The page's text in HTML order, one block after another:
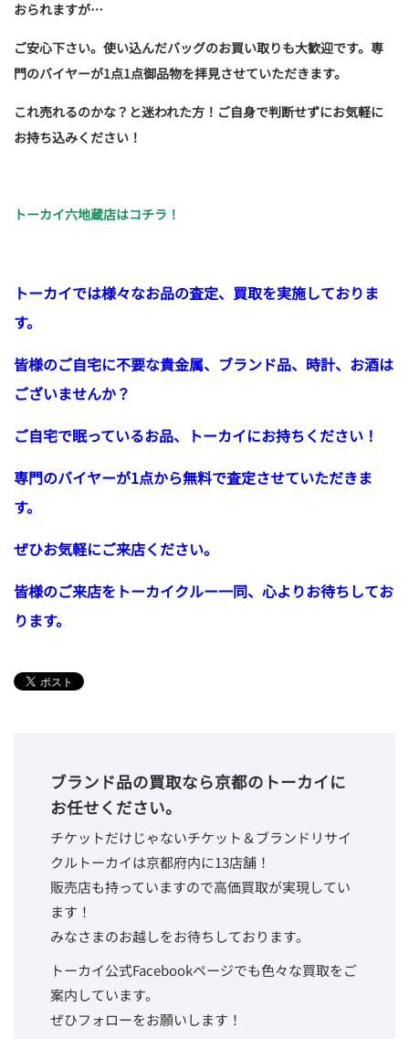
おられますが…
ご安心下さい。使い込んだバッグのお買い取りも大歓迎です。専
門のバイヤーが1点1点御品物を拝見させていただきます。
これ売れるのかな？と迷われた方！ご自身で判断せずにお気軽に
お持ち込みください！
トーカイ六地蔵店はコチラ！
トーカイでは様々なお品の査定、買取を実施しておりま
す。
皆様のご自宅に不要な貴金属、ブランド品、時計、お酒は
ございませんか？
ご自宅で眠っているお品、トーカイにお持ちください！
専門のバイヤーが1点から無料で査定させていただきま
す。
ぜひお気軽にご来店ください。
皆様のご来店をトーカイクルー一同、心よりお待ちしてお
ります。
ブランド品の買取なら京都のトーカイに
お任せください。
チケットだけじゃないチケット＆ブランドリサイ
クルトーカイは京都府内に13店舗！
販売店も持っていますので高価買取が実現してい
ます！
みなさまのお越しをお待ちしております。
トーカイ公式Facebookページでも色々な買取をご
案内しています。
ぜひフォローをお願いします！